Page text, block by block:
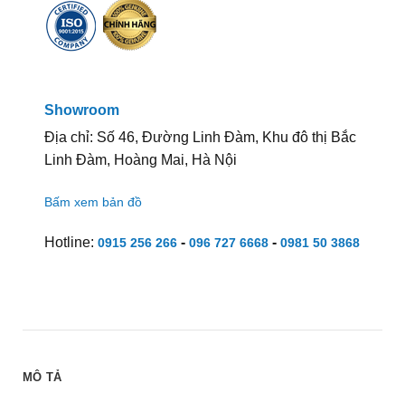
Showroom
Địa chỉ: Số 46, Đường Linh Đàm, Khu đô thị Bắc
Linh Đàm, Hoàng Mai, Hà Nội
Bấm xem bản đồ
Hotline: 0915 256 266- 096 727 6668- 0981 50 3868
MÔ TẢ